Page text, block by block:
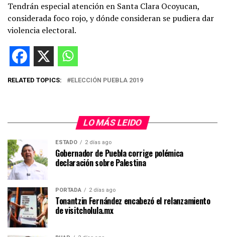
Tendrán especial atención en Santa Clara Ocoyucan,
considerada foco rojo, y dónde consideran se pudiera dar
violencia electoral.
RELATED TOPICS: ELECCIÓN PUEBLA 2019
LO MÁS LEIDO
ESTADO 2 días ago
Gobernador de Puebla corrige polémica
declaración sobre Palestina
PORTADA 2 días ago
Tonantzin Fernández encabezó el relanzamiento
de visitcholula.mx